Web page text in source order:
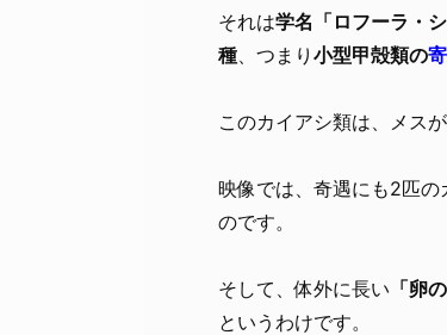
それは学名「ロフーラ・
種 、つまり 小型甲殻類の
このカイアシ類は、メス
映像では、奇遇にも2匹
のです。
そして、体外に長い 「卵
というわけです。